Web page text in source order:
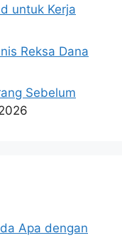
untuk Kerja
Reksa Dana
Sebelum
Apa dengan